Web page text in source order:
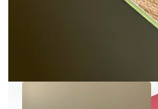
• Загрузка фото и текста